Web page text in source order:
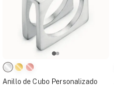
Anillo de Cubo Personalizado